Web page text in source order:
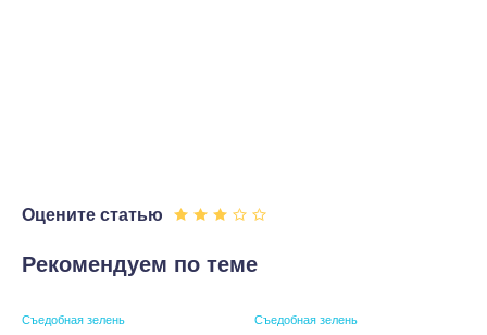
Оцените статью
Рекомендуем по теме
Съедобная зелень Съедобная зелень